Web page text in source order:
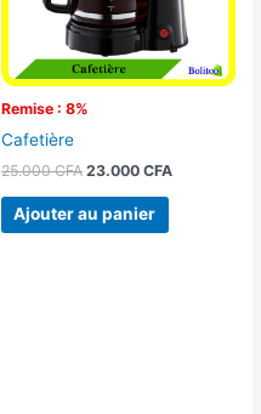
Remise : 8%
Cafetière
25.000CFA 23.000 CFA
Ajouter au panier